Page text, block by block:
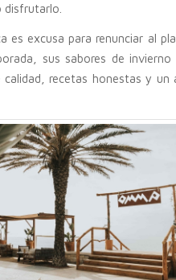
es excusa para renunciar al
sus sabores de invierno
calidad, recetas honestas y